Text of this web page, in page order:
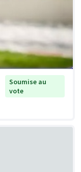
Soumise au
vote